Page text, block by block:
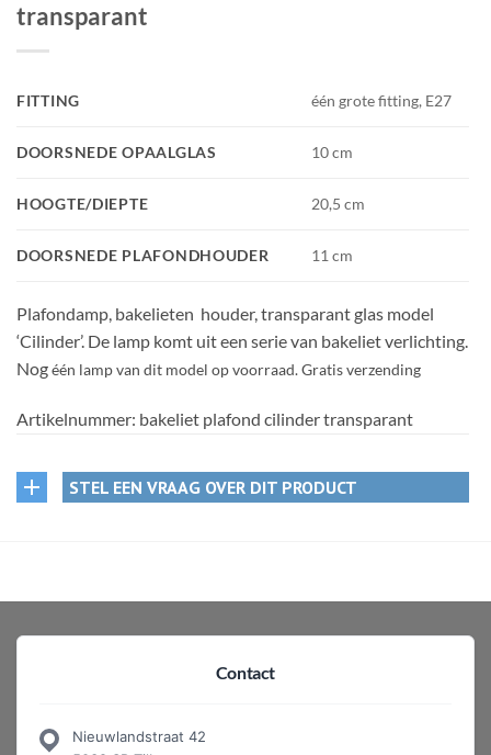
transparant
FITTING één grote fitting, E27
DOORSNEDE OPAALGLAS 10 cm
HOOGTE/DIEPTE 20,5 cm
DOORSNEDE PLAFONDHOUDER 11 cm
Plafondamp, bakelieten houder, transparant glas model
‘Cilinder’. De lamp komt uit een serie van bakeliet verlichting.
Nogéén lamp van dit model op voorraad. Gratis verzending
Artikelnummer: bakeliet plafond cilinder transparant
STEL EEN VRAAG OVER DIT PRODUCT
Contact
Nieuwlandstraat 42